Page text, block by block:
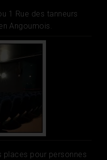
1 Rue des tanneurs
Angoumois.
places pour personnes